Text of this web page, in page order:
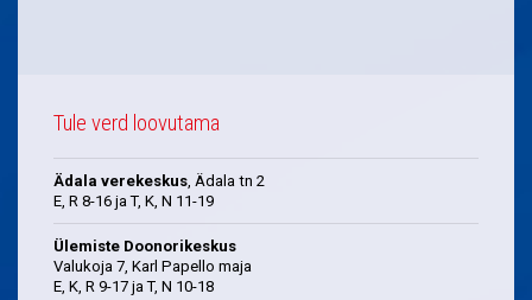
Tule verd loovutama
Ädala verekeskus, Ädala tn 2
E, R 8-16 ja T, K, N 11-19
Ülemiste Doonorikeskus
Valukoja 7, Karl Papello maja
E, K, R 9-17 ja T, N 10-18